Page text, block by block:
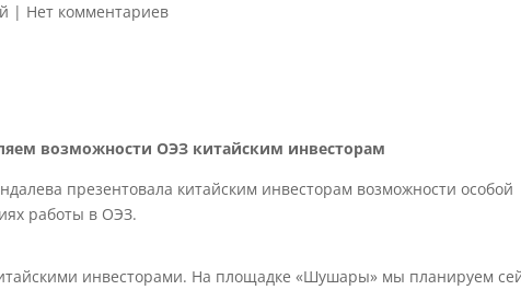
| Нет комментариев
возможности ОЭЗ китайским инвесторам
презентовала китайским инвесторам возможности особой
работы в ОЭЗ.
инвесторами. На площадке «Шушары» мы планируем